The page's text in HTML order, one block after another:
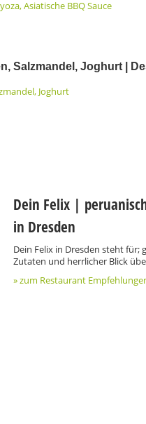
Salzmandel, Joghurt |
Dein Felix |
in Dresden
Dein Felix in Dresden steht für;
Zutaten und herrlicher Blick
» zum Restaurant